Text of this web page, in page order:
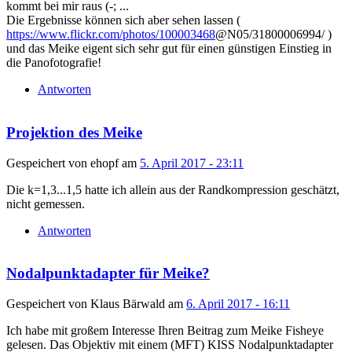
kommt bei mir raus (-; ...
Die Ergebnisse können sich aber sehen lassen (
https://www.flickr.com/photos/100003468@N05/31800006994/ )
und das Meike eigent sich sehr gut für einen günstigen Einstieg in
die Panofotografie!
Antworten
Projektion des Meike
Gespeichert von ehopfam 5. April 2017 - 23:11
Die k=1,3...1,5 hatte ich allein aus der Randkompression geschätzt,
nicht gemessen.
Antworten
Nodalpunktadapter für Meike?
Gespeichert von Klaus Bärwald am 6. April 2017 - 16:11
Ich habe mit großem Interesse Ihren Beitrag zum Meike Fisheye
gelesen. Das Objektiv mit einem (MFT) KISS Nodalpunktadapter